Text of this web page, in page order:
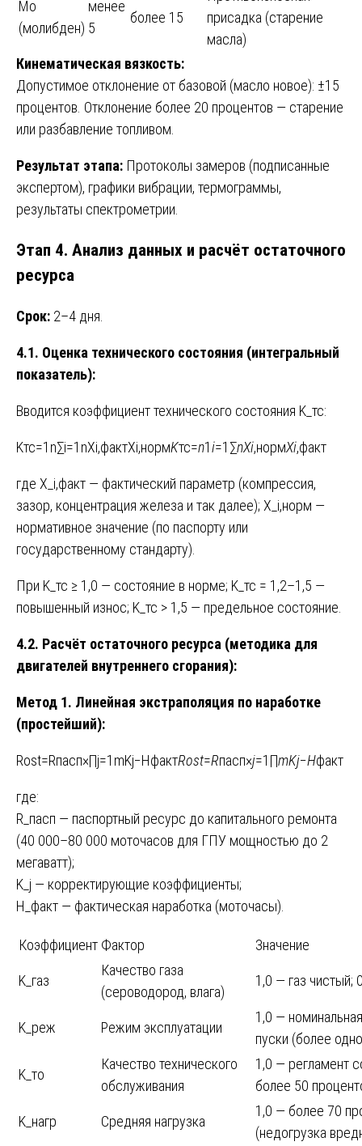
Mo
(молибден)
менее
5
более 15
присадка (старение
масла)
Кинематическая вязкость:
Допустимое отклонение от базовой (масло новое): ±15
процентов. Отклонение более 20 процентов — старение
или разбавление топливом.
Результат этапа: Протоколы замеров (подписанные
экспертом), графики вибрации, термограммы,
результаты спектрометрии.
Этап 4. Анализ данных и расчёт остаточного
ресурса
Срок: 2–4 дня.
4.1. Оценка технического состояния (интегральный
показатель):
Вводится коэффициент технического состояния K_тс:
Kтс=1n∑i=1nXi,фактXi,нормKтс​=n1​i=1∑nXi,норм​Xi,факт​​
где X_i,факт — фактический параметр (компрессия,
зазор, концентрация железа и так далее); X_i,норм —
нормативное значение (по паспорту или
государственному стандарту).
При K_тс ≥ 1,0 — состояние в норме; K_тс = 1,2–1,5 —
повышенный износ; K_тс > 1,5 — предельное состояние.
4.2. Расчёт остаточного ресурса (методика для
двигателей внутреннего сгорания):
Метод 1. Линейная экстраполяция по наработке
(простейший):
Rost=Rпасп×∏j=1mKj−HфактRost​=Rпасп​×j=1∏mKj​−Hфакт​
где:
R_пасп — паспортный ресурс до капитального ремонта
(40 000–80 000 моточасов для ГПУ мощностью до 2
мегаватт);
K_j — корректирующие коэффициенты;
H_факт — фактическая наработка (моточасы).
Коэффициент Фактор Значение
K_газ
Качество газа
(сероводород, влага)
1,0 — газ
K_реж Режим эксплуатации
1,0 —
пуски (более
K_то
Качество технического
обслуживания
1,0 — регламент
более 50
K_нагр Средняя нагрузка
1,0 — более 70
(недогрузка